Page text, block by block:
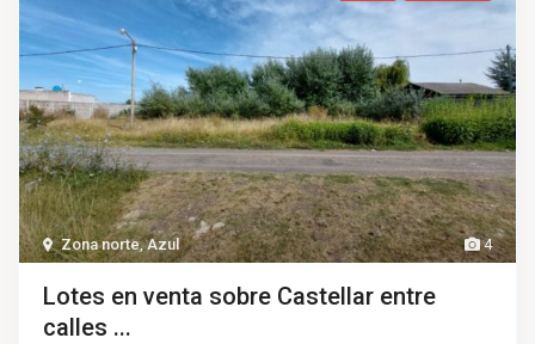
4
Zona norte,Azul
Lotes en venta sobre Castellar entre
calles ...